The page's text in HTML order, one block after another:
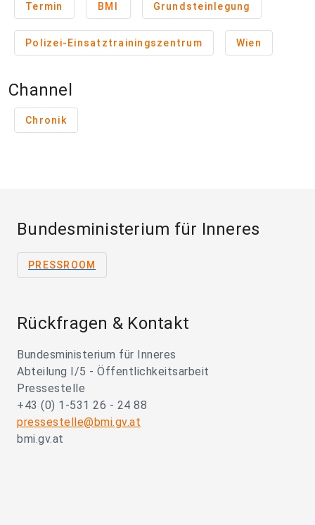
Termin BMI Grundsteinlegung
Polizei-Einsatztrainingszentrum Wien
Channel
Chronik
Bundesministerium für Inneres
PRESSROOM
Rückfragen & Kontakt
Bundesministerium für Inneres
Abteilung I/5 - Öffentlichkeitsarbeit
Pressestelle
+43 (0) 1-531 26 - 24 88
pressestelle@bmi.gv.at
bmi.gv.at